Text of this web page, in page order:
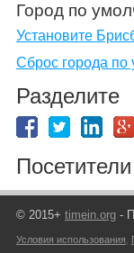
Город по
Установите
Сброс города по
Разделите
Посетители
© 2015+ timein.org-
Условия использования